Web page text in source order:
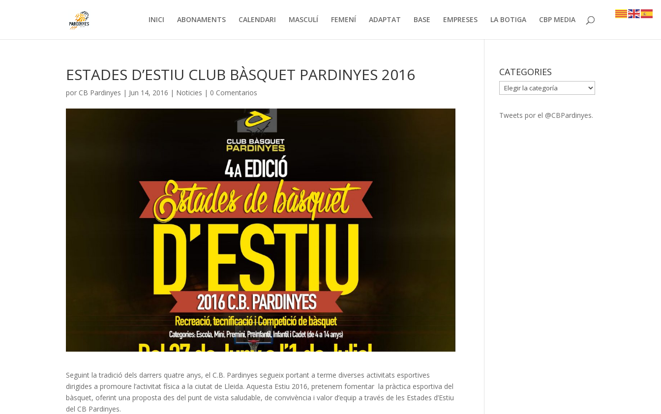
INICI ABONAMENTS CALENDARI MASCULÍ FEMENÍ ADAPTAT BASE EMPRESES LA BOTIGA CBP MEDIA
ESTADES D’ESTIU CLUB BÀSQUET PARDINYES 2016
por CB Pardinyes | Jun 14, 2016 | Noticies | 0 Comentarios
Seguint la tradició dels darrers quatre anys, el C.B. Pardinyes segueix portant a terme diverses activitats esportives
dirigides a promoure l’activitat física a la ciutat de Lleida. Aquesta Estiu 2016, pretenem fomentar la pràctica esportiva del
bàsquet, oferint una proposta des del punt de vista saludable, de convivència i valor d’equip a través de les Estades d’Estiu
del CB Pardinyes.
CATEGORIES
CATEGORIES
Tweets por el @CBPardinyes.